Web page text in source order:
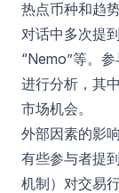
热点币种和趋
对话中多次提
“Nemo”等。
进行分析，其
市场机会。
外部因素的影响
有些参与者提
机制）对交易